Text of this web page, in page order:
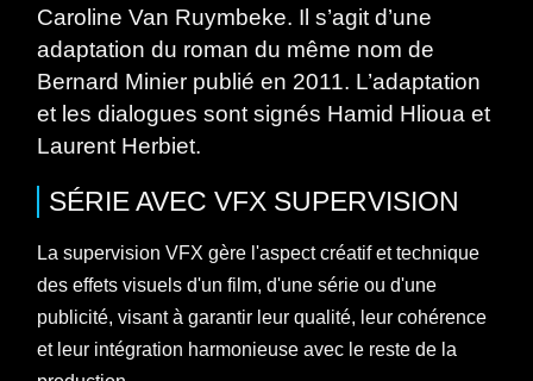
Caroline Van Ruymbeke. Il s’agit d’une
adaptation du roman du même nom de
Bernard Minier publié en 2011. L’adaptation
et les dialogues sont signés Hamid Hlioua et
Laurent Herbiet.
SÉRIEAVECVFX SUPERVISION
La supervision VFX gère l'aspect créatif et technique
des effets visuels d'un film, d'une série ou d'une
publicité, visant à garantir leur qualité, leur cohérence
et leur intégration harmonieuse avec le reste de la